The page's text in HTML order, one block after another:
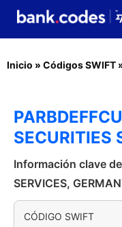
Inicio » Códigos SWIFT
SECURITIES
Información clave de
SERVICES,
CÓDIGO SWIFT